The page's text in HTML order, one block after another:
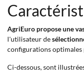
AgriEuro propose une
l'utilisateur de
configurations
Ci-dessous, sont